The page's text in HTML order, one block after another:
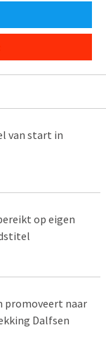
van start in
op eigen
promoveert naar
Dalfsen